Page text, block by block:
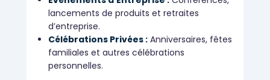
lancements de produits et retraites
d’entreprise.
Célébrations Privées : Anniversaires, fêtes
familiales et autres célébrations
personnelles.